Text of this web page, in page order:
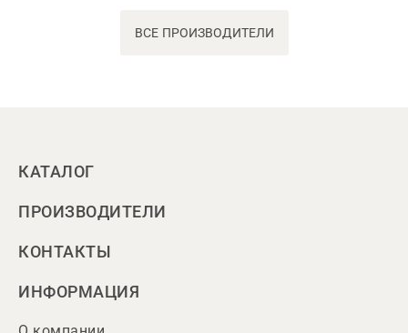
ВСЕ ПРОИЗВОДИТЕЛИ
КАТАЛОГ
ПРОИЗВОДИТЕЛИ
КОНТАКТЫ
ИНФОРМАЦИЯ